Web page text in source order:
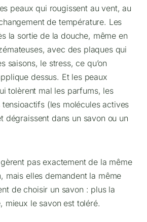
peaux qui rougissent au vent, au
de température. Les
la sortie de la douche, même en
avec des plaques qui
saisons, le stress, ce qu’on
dessus. Et les peaux
tolèrent mal les parfums, les
(les molécules actives
dégraissent dans un savon ou un
pas exactement de la même
mais elles demandent la même
de choisir un savon : plus la
mieux le savon est toléré.